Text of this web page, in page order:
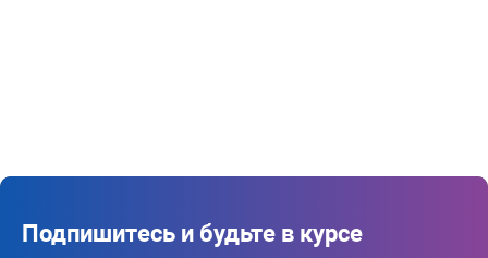
Подпишитесь и будьте в курсе